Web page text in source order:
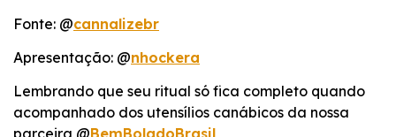
Fonte: @cannalizebr
Apresentação: @nhockera
Lembrando que seu ritual só fica completo quando
acompanhado dos utensílios canábicos da nossa